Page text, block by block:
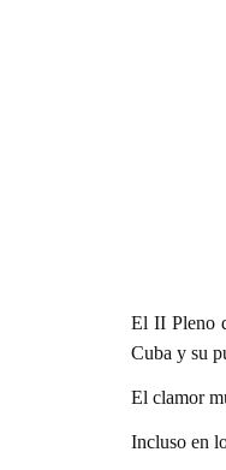
El II Pleno
Cuba y su
El clamor
Incluso en